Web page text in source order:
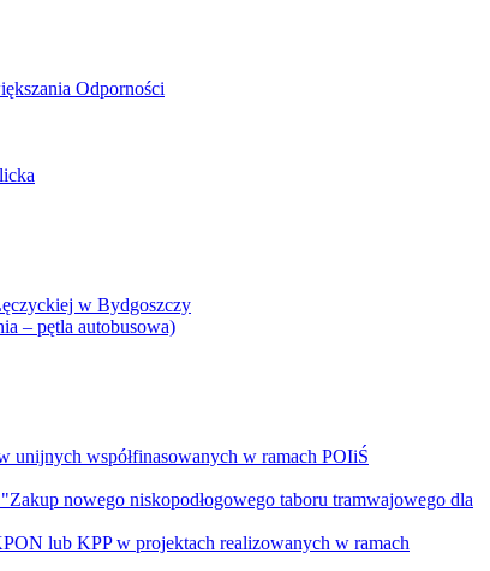
Odporności
w Bydgoszczy
– pętla autobusowa)
unijnych współfinasowanych w ramach POIiŚ
nowego niskopodłogowego taboru tramwajowego dla
lub KPP w projektach realizowanych w ramach